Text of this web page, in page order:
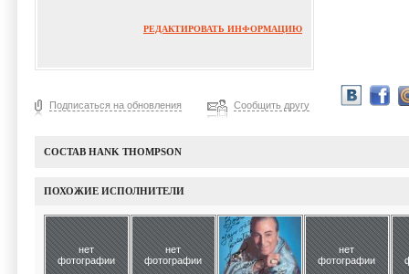
РЕДАКТИРОВАТЬ ИНФОРМАЦИЮ
Подписаться на обновления Сообщить другу
СОСТАВ HANK THOMPSON
ПОХОЖИЕ ИСПОЛНИТЕЛИ
нет
фотографии
нет
фотографии
нет
фотографии